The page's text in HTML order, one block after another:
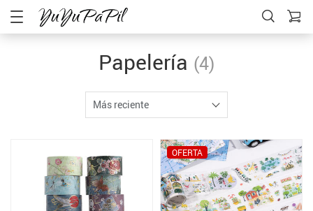
Papelería (4)
Más reciente
OFERTA